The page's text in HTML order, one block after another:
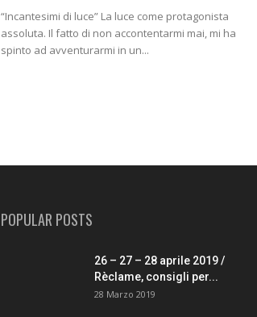
“Incantesimi di luce” La luce come protagonista
assoluta. Il fatto di non accontentarmi mai, mi ha
spinto ad avventurarmi in un...
POPULAR POSTS
26 – 27 – 28 aprile 2019 /
Rèclame, consigli per...
28 Marzo 2019